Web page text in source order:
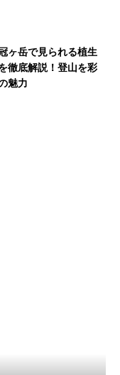
ヶ岳で見られる植生
徹底解説！登山を彩
魅力